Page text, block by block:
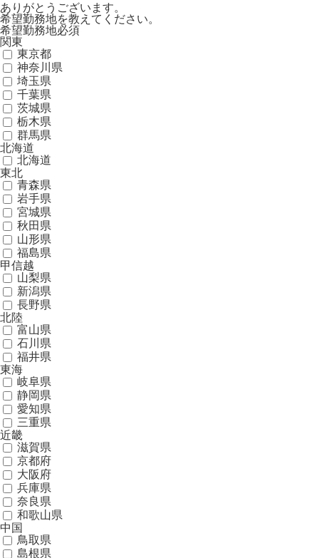
ありがとうございます。
希望勤務地を教えてください。
希望勤務地必須
関東
東京都
神奈川県
埼玉県
千葉県
茨城県
栃木県
群馬県
北海道
北海道
東北
青森県
岩手県
宮城県
秋田県
山形県
福島県
甲信越
山梨県
新潟県
長野県
北陸
富山県
石川県
福井県
東海
岐阜県
静岡県
愛知県
三重県
近畿
滋賀県
京都府
大阪府
兵庫県
奈良県
和歌山県
中国
鳥取県
島根県